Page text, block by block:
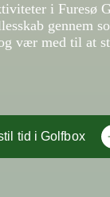
i Furesø
gennem
vær med til at
tid i Golfbox